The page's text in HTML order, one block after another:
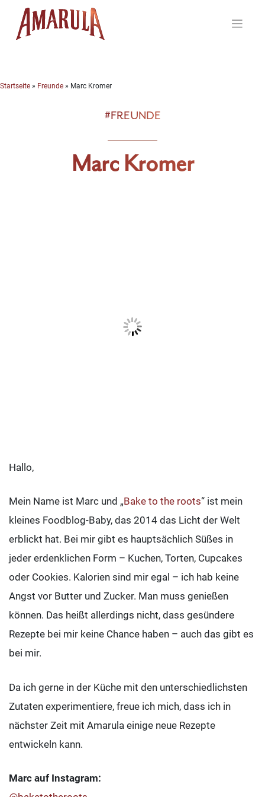
content
Startseite » Freunde » Marc Kromer
#FREUNDE
Marc Kromer
Hallo,
Mein Name ist Marc und „Bake to the roots“ ist mein
kleines Foodblog-Baby, das 2014 das Licht der Welt
erblickt hat. Bei mir gibt es hauptsächlich Süßes in
jeder erdenklichen Form – Kuchen, Torten, Cupcakes
oder Cookies. Kalorien sind mir egal – ich hab keine
Angst vor Butter und Zucker. Man muss genießen
können. Das heißt allerdings nicht, dass gesündere
Rezepte bei mir keine Chance haben – auch das gibt es
bei mir.
Da ich gerne in der Küche mit den unterschiedlichsten
Zutaten experimentiere, freue ich mich, dass ich in
nächster Zeit mit Amarula einige neue Rezepte
entwickeln kann.
Marc auf Instagram: